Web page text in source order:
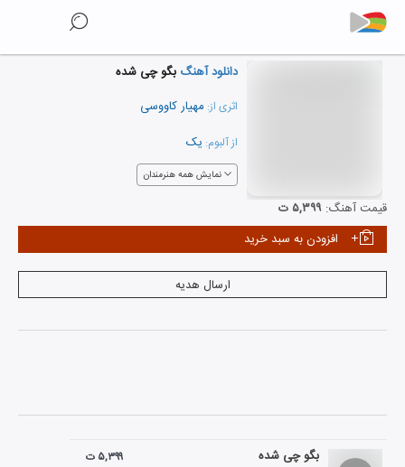
دانلود آهنگ بگو چی شده
اثری از: مهیار کاووسی
از آلبوم: یک
نمایش همه هنرمندان
قیمت آهنگ: ۵,۳۹۹ ت
افزودن به سبد خرید
ارسال هدیه
بگو چی شده ۵,۳۹۹ ت